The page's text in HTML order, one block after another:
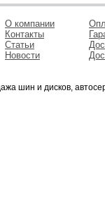
О компании
Контакты
Статьи
Новости
шин и дисков,